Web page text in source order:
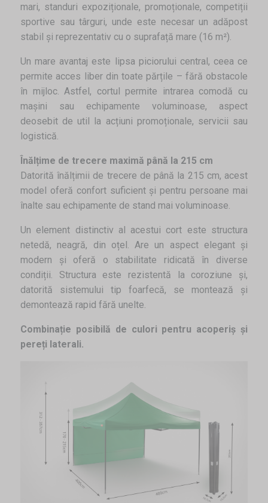
mari, standuri expoziționale, promoționale, competiții
sportive sau târguri, unde este necesar un adăpost
stabil și reprezentativ cu o suprafață mare (16 m²).
Un mare avantaj este lipsa piciorului central, ceea ce
permite acces liber din toate părțile – fără obstacole
în mijloc. Astfel, cortul permite intrarea comodă cu
mașini sau echipamente voluminoase, aspect
deosebit de util la acțiuni promoționale, servicii sau
logistică.
Înălțime de trecere maximă până la 215 cm
Datorită înălțimii de trecere de până la 215 cm, acest
model oferă confort suficient și pentru persoane mai
înalte sau echipamente de stand mai voluminoase.
Un element distinctiv al acestui cort este structura
netedă, neagră, din oțel. Are un aspect elegant și
modern și oferă o stabilitate ridicată în diverse
condiții. Structura este rezistentă la coroziune și,
datorită sistemului tip foarfecă, se montează și
demontează rapid fără unelte.
Combinație posibilă de culori pentru acoperiș și
pereți laterali.